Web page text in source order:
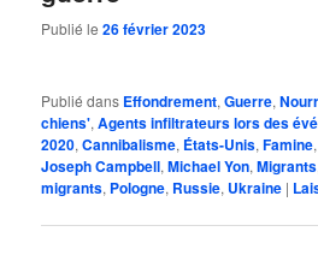
Publié le26 février 2023
Publié dans Effondrement,Guerre,
chiens',Agents infiltrateurs lors des
2020,Cannibalisme, États-Unis,Famine
Joseph Campbell,Michael Yon,Migrants
migrants, Pologne, Russie, Ukraine |